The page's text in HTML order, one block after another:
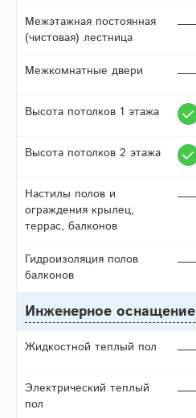
Межэтажная постоянная
(чистовая) лестница
Межкомнатные двери
Высота потолков 1 этажа
Высота потолков 2 этажа
Настилы полов и
ограждения крылец,
террас, балконов
Гидроизоляция полов
балконов
Инженерное оснащение
Жидкостной теплый пол
Электрический теплый
пол